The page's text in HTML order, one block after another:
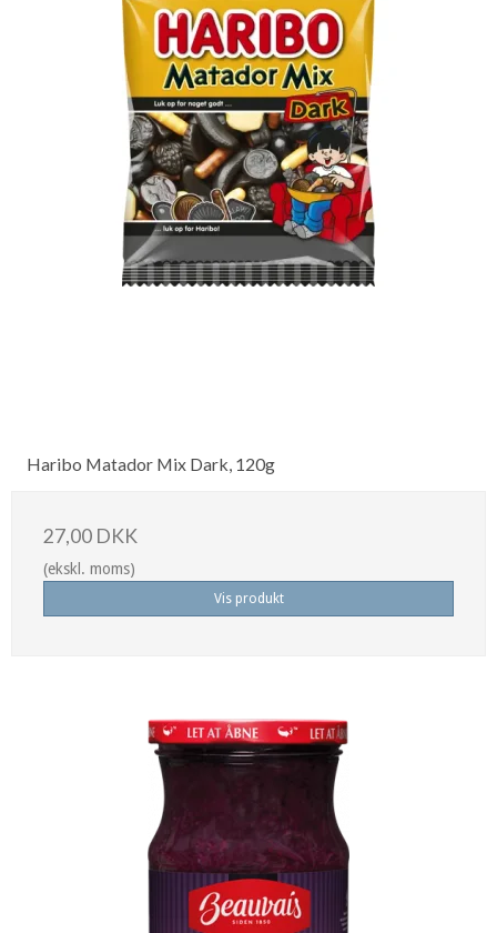
Haribo Matador Mix Dark, 120g
27,00 DKK
(ekskl. moms)
Vis produkt